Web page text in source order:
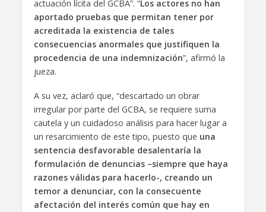
actuación lícita del GCBA”. “Los actores no han
aportado pruebas que permitan tener por
acreditada la existencia de tales
consecuencias anormales que justifiquen la
procedencia de una indemnización”, afirmó la
jueza.
A su vez, aclaró que, “descartado un obrar
irregular por parte del GCBA, se requiere suma
cautela y un cuidadoso análisis para hacer lugar a
un resarcimiento de este tipo, puesto que una
sentencia desfavorable desalentaría la
formulación de denuncias –siempre que haya
razones válidas para hacerlo-, creando un
temor a denunciar, con la consecuente
afectación del interés común que hay en